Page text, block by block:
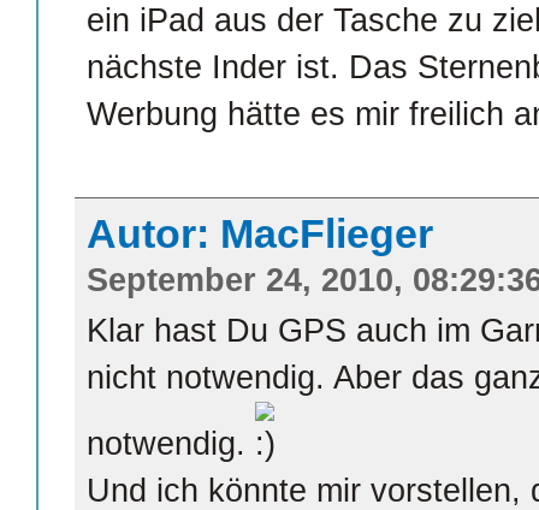
ein iPad aus der Tasche zu
nächste Inder ist. Das
Werbung hätte es mir freilich
Autor: MacFlieger
September 24, 2010,
Klar hast Du GPS auch im
nicht notwendig. Aber das
notwendig.
Und ich könnte mir vorstellen,